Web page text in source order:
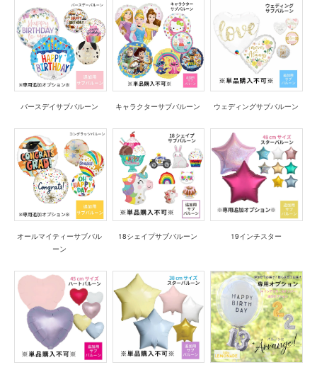
バースデイサブバルーン キャラクターサブバルーン ウェディングサブバルーン
オールマイティーサブバル
ーン
18シェイプサブバルーン 19インチスター